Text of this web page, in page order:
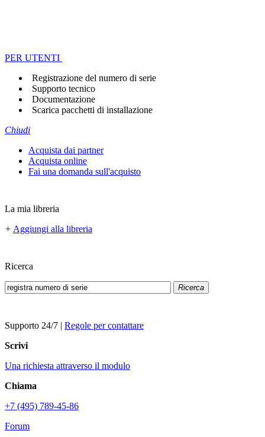
PER UTENTI
Registrazione del numero di serie
Supporto tecnico
Documentazione
Scarica pacchetti di installazione
Chiudi
Acquista dai partner
Acquista online
Fai una domanda sull'acquisto
La mia libreria
+ Aggiungi alla libreria
Ricerca
Ricerca
Supporto 24/7 | Regole per contattare
Scrivi
Una richiesta attraverso il modulo
Chiama
+7 (495) 789-45-86
Forum